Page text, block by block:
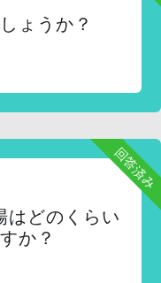
ょうか？
回答済み
はどのくらい
か？